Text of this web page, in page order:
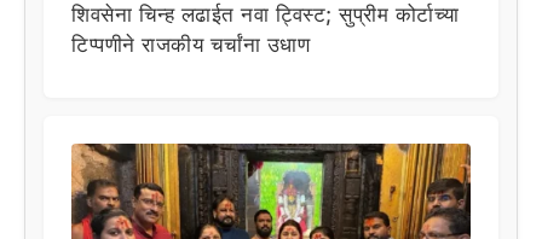
शिवसेना चिन्ह लढाईत नवा ट्विस्ट; सुप्रीम कोर्टाच्या
टिप्पणीने राजकीय चर्चांना उधाण